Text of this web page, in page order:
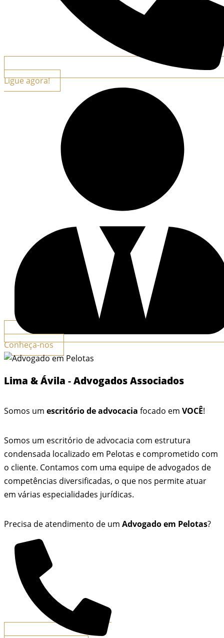
Ligue agora!
Conheça-nos
Lima & Ávila - Advogados Associados
Somos um escritório de advocacia focado em VOCÊ!
Somos um escritório de advocacia com estrutura
condensada localizado em Pelotas e comprometido com
o cliente. Contamos com uma equipe de advogados de
competências diversificadas, o que nos permite atuar
em várias especialidades jurídicas.
Precisa de atendimento de um Advogado em Pelotas?